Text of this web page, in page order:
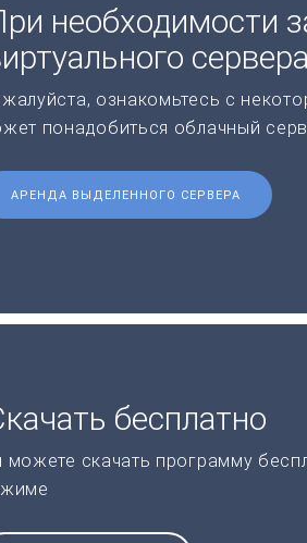
необходимости
ознакомьтесь с
понадобиться облачный
АРЕНДА ВЫДЕЛЕННОГО СЕРВЕРА
бесплатно
можете скачать программу